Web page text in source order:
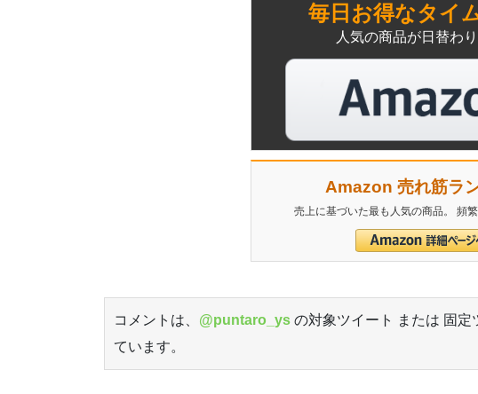
毎日お得なタイ
人気の商品が日替わ
Amazon 売れ筋ラ
売上に基づいた最も人気の商品。 頻繁
コメントは、 @puntaro_ys の対象ツイート または 固
ています。